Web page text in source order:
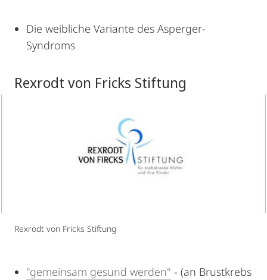
Die weibliche Variante des Asperger-
Syndroms
Rexrodt von Fricks Stiftung
Rexrodt von Fricks Stiftung
"gemeinsam gesund werden" - (an Brustkrebs